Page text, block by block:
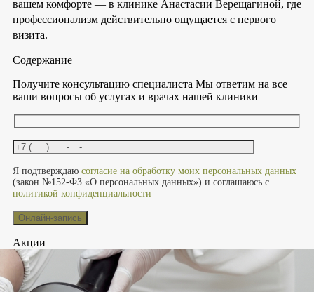
вашем комфорте — в клинике Анастасии Верещагиной, где
профессионализм действительно ощущается с первого
визита.
Содержание
Получите консультацию специалиста Мы ответим на все
ваши вопросы об услугах и врачах нашей клиники
Я подтверждаю согласие на обработку моих персональных данных
(закон №152-ФЗ «О персональных данных») и соглашаюсь с
политикой конфиденциальности
Акции